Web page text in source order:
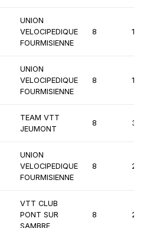
UNION
VELOCIPEDIQUE
FOURMISIENNE
8 1ère
UNION
VELOCIPEDIQUE
FOURMISIENNE
8 1ère
TEAM VTT
JEUMONT
8
UNION
VELOCIPEDIQUE
FOURMISIENNE
8
VTT CLUB
PONT SUR
SAMBRE
8